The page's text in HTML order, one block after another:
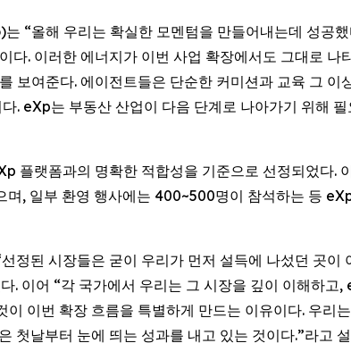
올해 우리는 확실한 모멘텀을 만들어내는데 성공
. 이러한 에너지가 이번 사업 확장에서도 그대로 나
보여준다. 에이전트들은 단순한 커미션과 교육 그 이
. eXp는 부동산 산업이 다음 단계로 나아가기 위해
플랫폼과의 명확한 적합성을 기준으로 선정되었다.
, 일부 환영 행사에는 400~500명이 참석하는 등
된 시장들은 굳이 우리가 먼저 설득에 나섰던 곳이
. 이어 “각 국가에서 우리는 그 시장을 깊이 이해하고
이번 확장 흐름을 특별하게 만드는 이유이다. 우리
첫날부터 눈에 띄는 성과를 내고 있는 것이다.”라고